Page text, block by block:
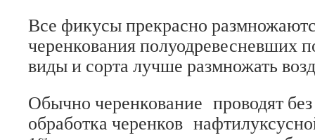
Все фикусы прекрасно
черенкования полуодревесневших
виды и сорта лучше размножать
Обычно черенкование проводят
обработка черенков